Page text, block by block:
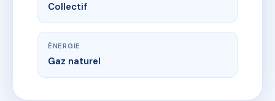
Collectif
ÉNERGIE
Gaz naturel